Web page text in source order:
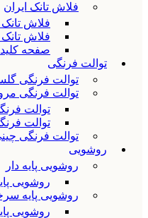
فلاش تانک ایران
فلاش تانک
فلاش تانک
صفحه
توالت فرنگی
توالت فرنگی
توالت فرنگی
توالت
توالت
توالت فرنگی
روشویی
روشویی پایه دار
روشویی
روشویی پایه
روشویی